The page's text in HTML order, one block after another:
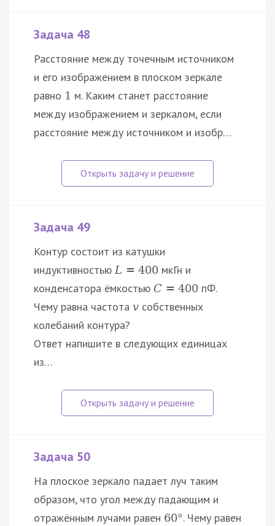
Задача 48
Расстояние между точечным источником
и его изображением в плоском зеркале
равно 1 м. Каким станет расстояние
между изображением и зеркалом, если
расстояние между источником и изобр…
Задача 49
Контур состоит из катушки
индуктивностьюL = 400 мкГн и
конденсатора ёмкостью C = 400 пФ.
Чему равна частота v собственных
колебаний контура?
Ответ напишите в следующих единицах
из…
Задача 50
На плоское зеркало падает луч таким
образом, что угол между падающим и
отражённым лучами равен 60°. Чему равен